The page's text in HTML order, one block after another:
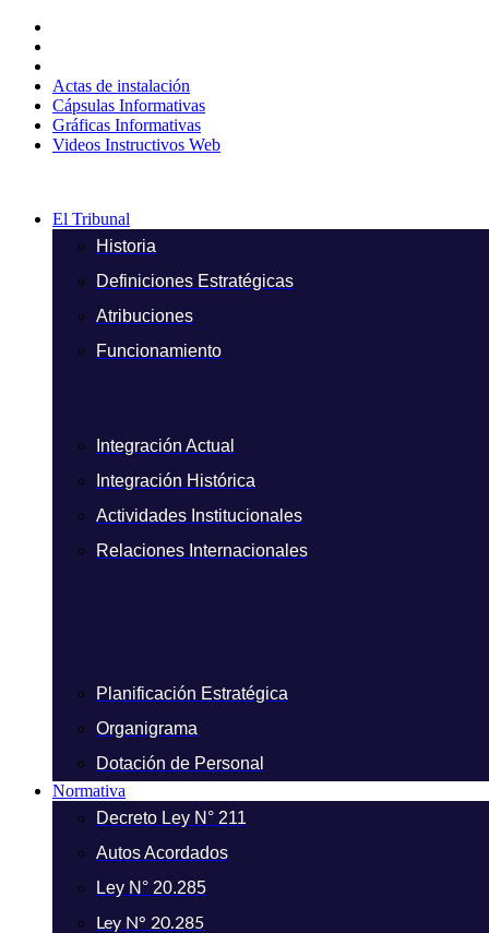
contenido
Actas de instalación
Cápsulas Informativas
Gráficas Informativas
Videos Instructivos Web
El Tribunal
Historia
Definiciones Estratégicas
Atribuciones
Funcionamiento
Integración Actual
Integración Histórica
Actividades Institucionales
Relaciones Internacionales
Planificación Estratégica
Organigrama
Dotación de Personal
Normativa
Decreto Ley N° 211
Autos Acordados
Ley N° 20.285
Ley N° 20.285